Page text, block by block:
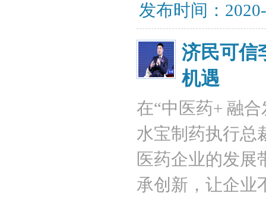
发布时间：
济民可信
机遇
在“中医药+ 融
水宝制药执行总
医药企业的发展
承创新，让企业